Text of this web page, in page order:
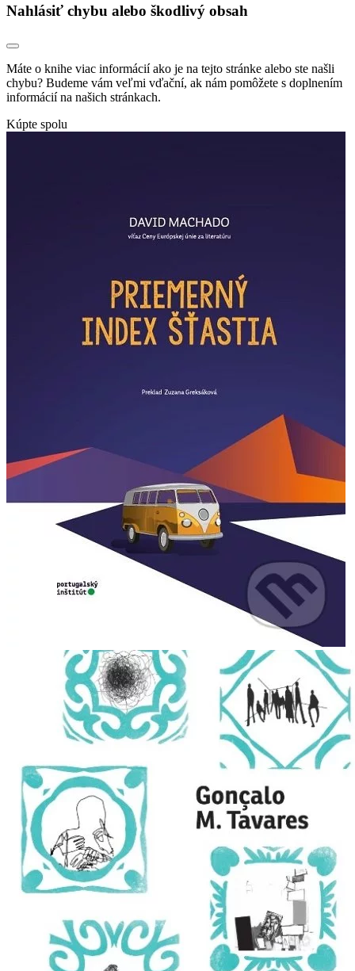
Nahlásiť chybu alebo škodlivý obsah
Máte o knihe viac informácií ako je na tejto stránke alebo ste našli
chybu? Budeme vám veľmi vďační, ak nám pomôžete s doplnením
informácií na našich stránkach.
Kúpte spolu